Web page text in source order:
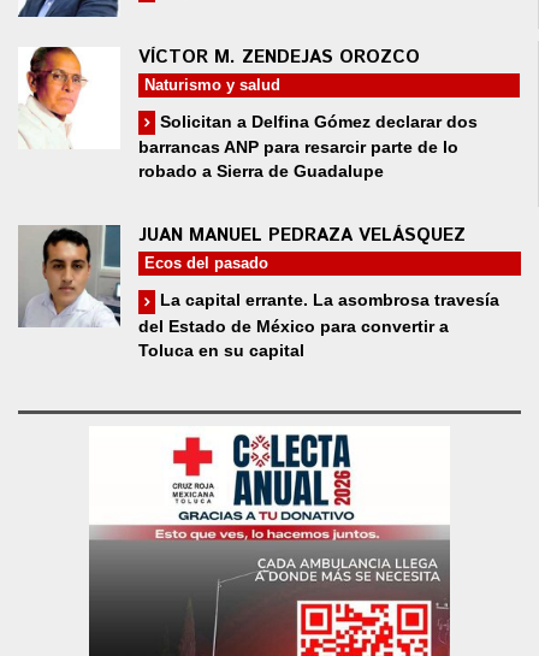
VÍCTOR M. ZENDEJAS OROZCO
Naturismo y salud
Solicitan a Delfina Gómez declarar dos
barrancas ANP para resarcir parte de lo
robado a Sierra de Guadalupe
JUAN MANUEL PEDRAZA VELÁSQUEZ
Ecos del pasado
La capital errante. La asombrosa travesía
del Estado de México para convertir a
Toluca en su capital